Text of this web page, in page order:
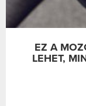
EZ A
LEHET,